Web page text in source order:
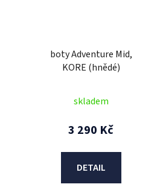
boty Adventure Mid,
KORE (hnědé)
skladem
3 290 Kč
DETAIL